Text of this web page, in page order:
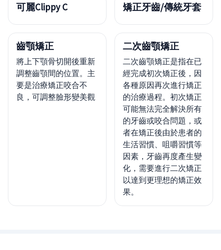
可麗Clippy C 矯正牙齒/傳統牙套
齒顎矯正
將上下顎骨切開後重新
調整齒顎間的位置。主
要是治療矯正咬合不
良，可調整臉形變美觀
二次齒顎矯正
二次齒顎矯正是指在已
經完成初次矯正後，因
各種原因再次進行矯正
的治療過程。初次矯正
可能無法完全解決所有
的牙齒或咬合問題，或
者在矯正後由於患者的
生活習慣、咀嚼習慣等
因素，牙齒再度產生變
化，需要進行二次矯正
以達到更理想的矯正效
果。